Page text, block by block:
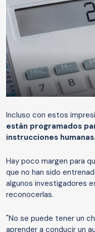
Incluso con estos
están programados
instrucciones humanas.
Hay poco margen para
que no han sido
algunos investigadores
reconocerlas.
"No se puede tener un
aprender a conducir un